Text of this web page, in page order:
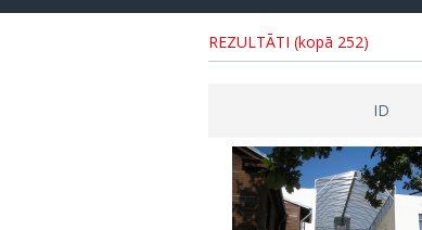
REZULTĀTI (kopā 252)
ID